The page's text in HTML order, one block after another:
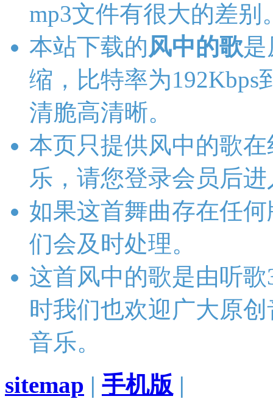
mp3文件有很大的差别
本站下载的风中的歌
缩，比特率为192Kbps
清脆高清晰。
本页只提供风中的歌
乐，请您登录会员后
如果这首舞曲存在任
们会及时处理。
这首风中的歌是由听
时我们也欢迎广大原
音乐。
sitemap | 手机版 |